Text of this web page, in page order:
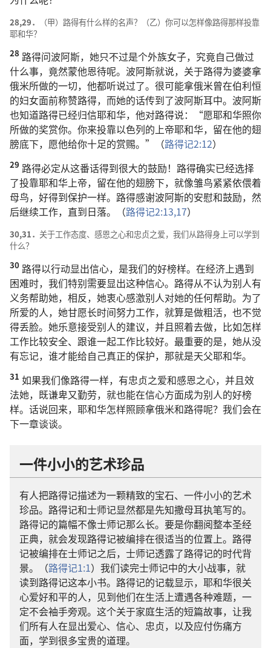
28,29．
（甲）路得有什么样的名声？（乙）你可以怎样像路得那样投靠
耶和华？
28 路得问波阿斯，她只不过是个外族女子，究竟自己做过
什么事，竟然蒙他恩待呢。波阿斯就说，关于路得为婆婆拿
俄米所做的一切，他都听说过了。很可能拿俄米曾在伯利恒
的妇女面前称赞路得，而她的话传到了波阿斯耳中。波阿斯
也知道路得已经归信耶和华，他对路得说：“愿耶和华照你
所做的奖赏你。你来投靠以色列的上帝耶和华，留在他的翅
膀底下，愿他给你十足的赏赐。”（路得记2:12）
29 路得必定从这番话得到很大的鼓励！路得确实已经选择
了投靠耶和华上帝，留在他的翅膀下，就像雏鸟紧紧依偎着
母鸟，好得到保护一样。路得感谢波阿斯的安慰和鼓励，然
后继续工作，直到日落。（路得记2:13,17）
30,31． 关于工作态度、感恩之心和忠贞之爱，我们从路得身上可以学到
什么？
30 路得以行动显出信心，是我们的好榜样。在经济上遇到
困难时，我们特别需要显出这种信心。路得从不认为别人有
义务帮助她，相反，她衷心感激别人对她的任何帮助。为了
所爱的人，她甘愿长时间努力工作，就算是做粗活，也不觉
得丢脸。她乐意接受别人的建议，并且照着去做，比如怎样
工作比较安全、跟谁一起工作比较好。最重要的是，她从没
有忘记，谁才能给自己真正的保护，那就是天父耶和华。
31 如果我们像路得一样，有忠贞之爱和感恩之心，并且效
法她，既谦卑又勤劳，就也能在信心方面成为别人的好榜
样。话说回来，耶和华怎样照顾拿俄米和路得呢？我们会在
下一章谈谈。
一件小小的艺术珍品
有人把路得记描述为一颗精致的宝石、一件小小的艺术
珍品。路得记和士师记显然都是先知撒母耳执笔写的。
路得记的篇幅不像士师记那么长。要是你翻阅整本圣经
正典，就会发现路得记被编排在很适当的位置上。路得
记被编排在士师记之后，士师记透露了路得记的时代背
景。（路得记1:1）我们读完士师记中的大小战事，就
读到路得记这本小书。路得记的记载显示，耶和华很关
心爱好和平的人，见到他们在生活上遭遇各种难题，一
定不会袖手旁观。这个关于家庭生活的短篇故事，让我
们所有人在显出爱心、信心、忠贞，以及应付伤痛方
面，学到很多宝贵的道理。